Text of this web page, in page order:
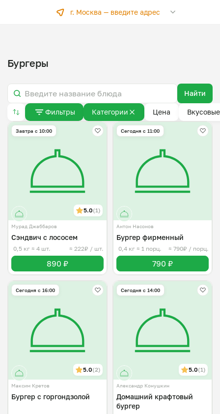
г. Москва —введите адрес
Бургеры
Найти
Фильтры Категории Цена
Завтра c 10:00
5.0(1)
Мурад Джаббаров
Сэндвич с лососем
0,5 кг ≈ 4 шт. ≈ 222₽ / шт.
890 ₽
Сегодня с 11:00
Антон Насонов
Бургер фирменный
0,4 кг ≈ 1 порц. ≈ 790₽ / порц.
790 ₽
Сегодня с 16:00
5.0(2)
Максим Кретов
Бургер с горгондзолой
Сегодня с 14:00
5.0(1)
Александр Конушкин
Домашний крафтовый
бургер